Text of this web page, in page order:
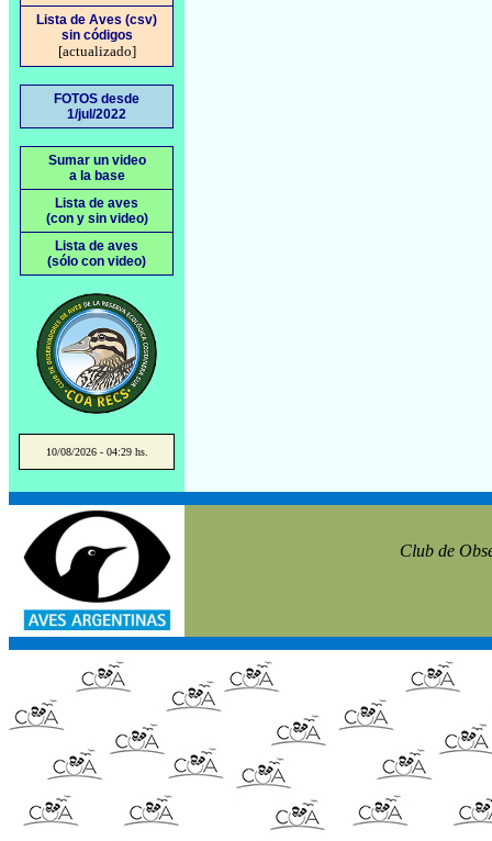
Lista de Aves (csv)
sin códigos
[actualizado]
FOTOS desde
1/jul/2022
Sumar un video
a la base
Lista de aves
(con y sin video)
Lista de aves
(sólo con video)
10/08/2026 - 04:29 hs.
Club de